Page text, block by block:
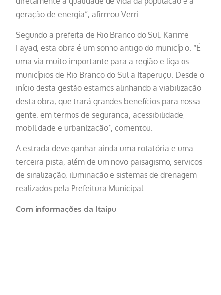
geração de energia”, afirmou Verri.
Segundo a prefeita de Rio Branco do Sul, Karime
Fayad, esta obra é um sonho antigo do município. “É
uma via muito importante para a região e liga os
municípios de Rio Branco do Sul a Itaperuçu. Desde o
início desta gestão estamos alinhando a viabilização
desta obra, que trará grandes benefícios para nossa
gente, em termos de segurança, acessibilidade,
mobilidade e urbanização”, comentou.
A estrada deve ganhar ainda uma rotatória e uma
terceira pista, além de um novo paisagismo, serviços
de sinalização, iluminação e sistemas de drenagem
realizados pela Prefeitura Municipal.
Com informações da Itaipu